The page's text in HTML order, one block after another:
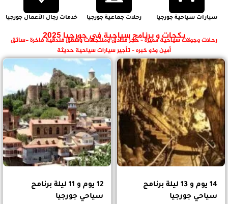
سيارات سياحية جورجيا رحلات جماعية جورجيا خدمات رجال الأعمال جورجيا
بكجات و برنامج سياحية في جورجيا 2025
رحلات وجولات سياحية مميزة – حجز فنادق ومنتجعات وشقق فندقية فاخرة -سائق
أمين وذو خبره – تأجير سيارات سياحية حديثة
14 يوم و 13 ليلة برنامج
سياحي جورجيا
12 يوم و 11 ليلة برنامج
سياحي جورجيا